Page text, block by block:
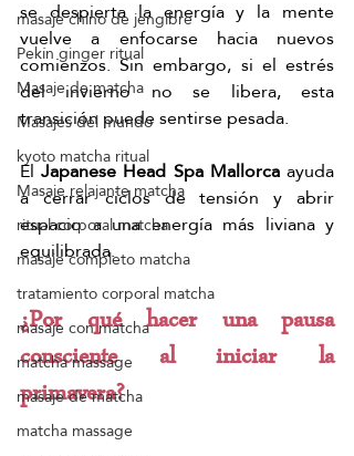
masaje chino de jengibre
Pekín ginger ritual
Masaje de matcha
Masajes del mundo
kyoto matcha ritual
Masaje relajante matcha
ritual corporal matcha
masaje completo matcha
tratamiento corporal matcha
masaje con matcha
matcha massage
masaje de matcha
matcha massage
se despierta la energía y la mente
vuelve a enfocarse hacia nuevos
comienzos. Sin embargo, si el estrés
del invierno no se libera, esta
transición puede sentirse pesada.
El Japanese Head Spa Mallorca ayuda
a cerrar ciclos de tensión y abrir
espacio a una energía más liviana y
equilibrada.
¿Por qué hacer una pausa
consciente al iniciar la
primavera?